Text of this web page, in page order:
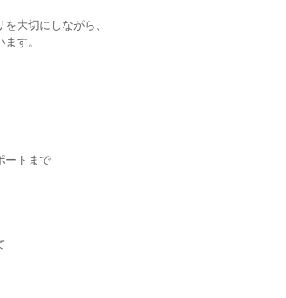
大切にしながら、
す。
ートまで